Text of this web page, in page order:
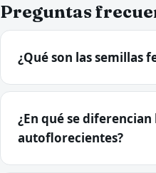
Preguntas
¿Qué son las semillas
¿En qué se
autoflorecientes?